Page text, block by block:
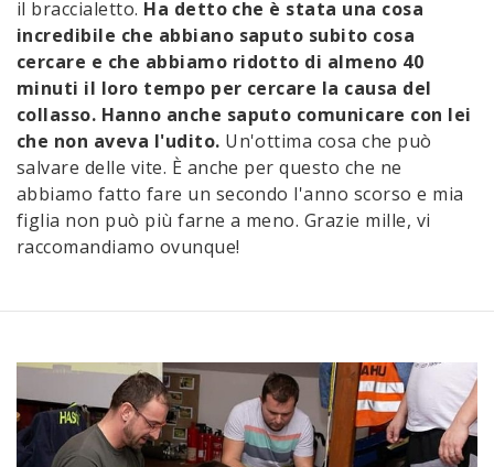
il braccialetto. Ha detto che è stata una cosa
incredibile che abbiano saputo subito cosa
cercare e che abbiamo ridotto di almeno 40
minuti il loro tempo per cercare la causa del
collasso. Hanno anche saputo comunicare con lei
che non aveva l'udito. Un'ottima cosa che può
salvare delle vite. È anche per questo che ne
abbiamo fatto fare un secondo l'anno scorso e mia
figlia non può più farne a meno. Grazie mille, vi
raccomandiamo ovunque!